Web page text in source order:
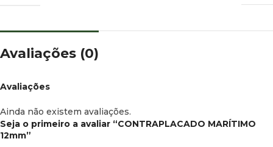
Avaliações (0)
Avaliações
Ainda não existem avaliações.
Seja o primeiro a avaliar “CONTRAPLACADO MARÍTIMO
12mm”